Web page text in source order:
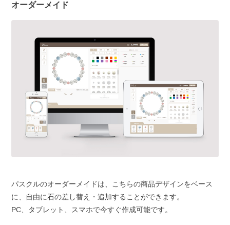
オーダーメイド
パスクルのオーダーメイドは、こちらの商品デザインをベース
に、自由に石の差し替え・追加することができます。
PC、タブレット、スマホで今すぐ作成可能です。